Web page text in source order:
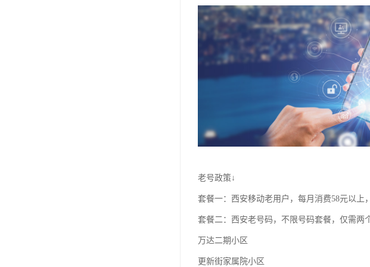
老号政策↓
套餐一：西安移动老用户，每月消费58元以上
套餐二：西安老号码，不限号码套餐，仅需两
万达二期小区
更新街家属院小区